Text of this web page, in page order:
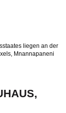
liegen an der
Mnannapaneni